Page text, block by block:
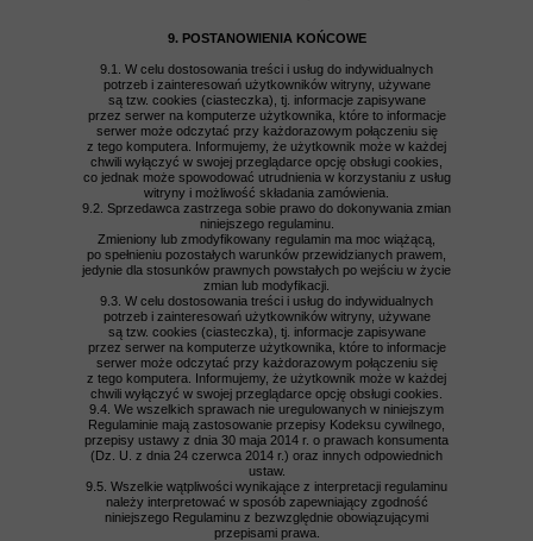
9. POSTANOWIENIA KOŃCOWE
9.1. W celu dostosowania treści i usług do indywidualnych
potrzeb i zainteresowań użytkowników witryny, używane
są tzw. cookies (ciasteczka), tj. informacje zapisywane
przez serwer na komputerze użytkownika, które to informacje
serwer może odczytać przy każdorazowym połączeniu się
z tego komputera. Informujemy, że użytkownik może w każdej
chwili wyłączyć w swojej przeglądarce opcję obsługi cookies,
co jednak może spowodować utrudnienia w korzystaniu z usług
witryny i możliwość składania zamówienia.
9.2. Sprzedawca zastrzega sobie prawo do dokonywania zmian
niniejszego regulaminu.
Zmieniony lub zmodyfikowany regulamin ma moc wiążącą,
po spełnieniu pozostałych warunków przewidzianych prawem,
jedynie dla stosunków prawnych powstałych po wejściu w życie
zmian lub modyfikacji.
9.3. W celu dostosowania treści i usług do indywidualnych
potrzeb i zainteresowań użytkowników witryny, używane
są tzw. cookies (ciasteczka), tj. informacje zapisywane
przez serwer na komputerze użytkownika, które to informacje
serwer może odczytać przy każdorazowym połączeniu się
z tego komputera. Informujemy, że użytkownik może w każdej
chwili wyłączyć w swojej przeglądarce opcję obsługi cookies.
9.4. We wszelkich sprawach nie uregulowanych w niniejszym
Regulaminie mają zastosowanie przepisy Kodeksu cywilnego,
przepisy ustawy z dnia 30 maja 2014 r. o prawach konsumenta
(Dz. U. z dnia 24 czerwca 2014 r.) oraz innych odpowiednich
ustaw.
9.5. Wszelkie wątpliwości wynikające z interpretacji regulaminu
należy interpretować w sposób zapewniający zgodność
niniejszego Regulaminu z bezwzględnie obowiązującymi
przepisami prawa.